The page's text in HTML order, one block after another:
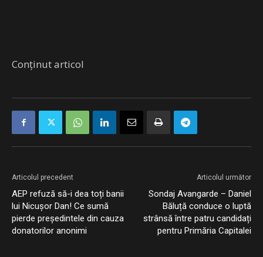
Conținut articol
Articolul precedent
AEP refuză să-i dea toți banii
lui Nicușor Dan! Ce sumă
pierde președintele din cauza
donatorilor anonimi
Articolul următor
Sondaj Avangarde – Daniel
Băluță conduce o luptă
strânsă între patru candidați
pentru Primăria Capitalei